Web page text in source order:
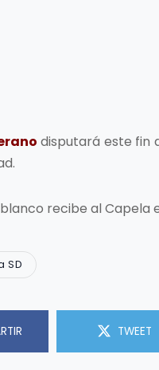
disputará este fin
recibe al Capela
SD
TWEET